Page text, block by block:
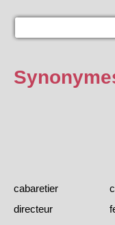
cabaretier
directeur